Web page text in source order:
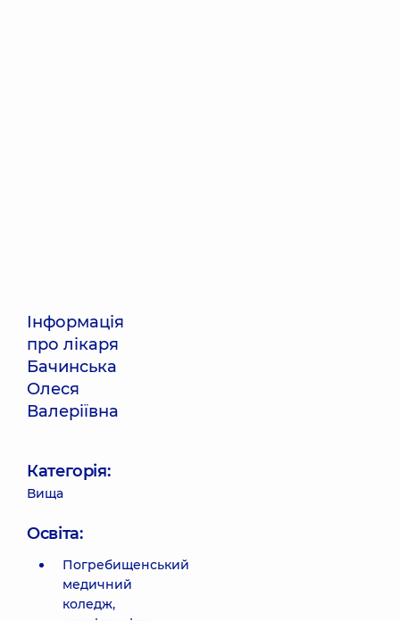
Інформація
про лікаря
Бачинська
Олеся
Валеріївна
Категорія:
Вища
Освіта:
Погребищенський
медичний
коледж,